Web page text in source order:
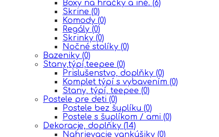
Boxy na hračky a iné. (6)
Skrine (0)
Komody (0)
Regály (0)
Skrinky (0)
Nočné stolíky (0)
Bazeniky (0)
Stany,týpí,teepee (0)
Prislušenstvo, doplňky (0)
Komplet týpí s vybavením (0)
Stany, týpí, teepee (0)
Postele pre deti (0)
Postele bez šuplíku (0)
Postele s šuplíkom / ami (0)
Dekoracje, doplňky (14)
Nahrievacie vankúšiky (0)